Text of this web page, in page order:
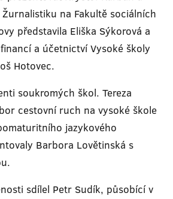
na Fakultě sociálních
představila Eliška Sýkorová a
a účetnictví Vysoké školy
Hotovec.
soukromých škol. Tereza
cestovní ruch na vysoké škole
jazykového
Barbora Lovětinská s
sdílel Petr Sudík, působící v